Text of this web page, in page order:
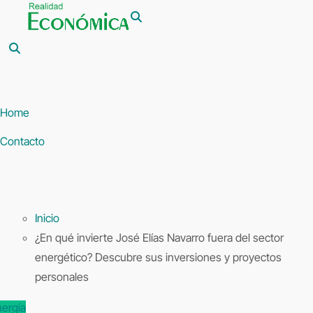
contenido
Home
Contacto
Inicio
¿En qué invierte José Elías Navarro fuera del sector
energético? Descubre sus inversiones y proyectos
personales